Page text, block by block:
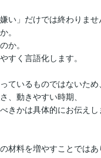
い」だけでは終わりませ
。
か。
すく言語化します。
ているものではないため
、動きやすい時期、
きかは具体的にお伝えし
材料を増やすことではあ